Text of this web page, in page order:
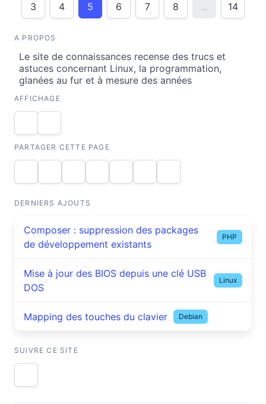
3 4 5 6 7 8 ... 14
A PROPOS
Le site de connaissances recense des trucs et
astuces concernant Linux, la programmation,
glanées au fur et à mesure des années
AFFICHAGE
PARTAGER CETTE PAGE
DERNIERS AJOUTS
Composer : suppression des packages
de développement existants
PHP
Mise à jour des BIOS depuis une clé USB
DOS
Linux
Mapping des touches du clavier Debian
SUIVRE CE SITE